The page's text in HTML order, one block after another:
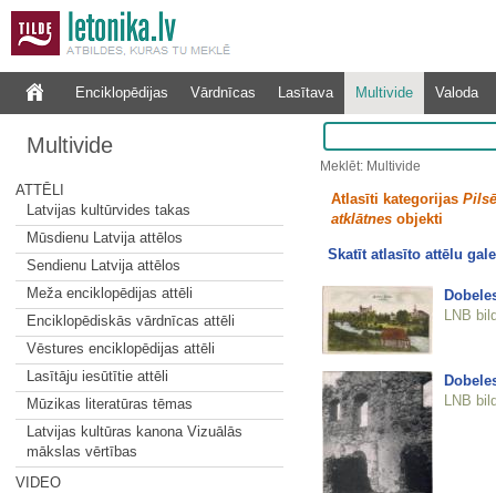
Enciklopēdijas Vārdnīcas Lasītava Multivide Valoda
Multivide
ATTĒLI
Latvijas kultūrvides takas
Mūsdienu Latvija attēlos
Sendienu Latvija attēlos
Meža enciklopēdijas attēli
Enciklopēdiskās vārdnīcas attēli
Vēstures enciklopēdijas attēli
Lasītāju iesūtītie attēli
Mūzikas literatūras tēmas
Latvijas kultūras kanona Vizuālās
mākslas vērtības
VIDEO
Meklēt: Multivide
Atlasīti kategorijas
atklātnesobjekti
Skatīt atlasīto attēlu
LNB
LNB